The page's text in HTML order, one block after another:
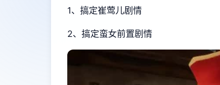
1、搞定崔莺儿剧情
2、搞定蛮女前置剧情